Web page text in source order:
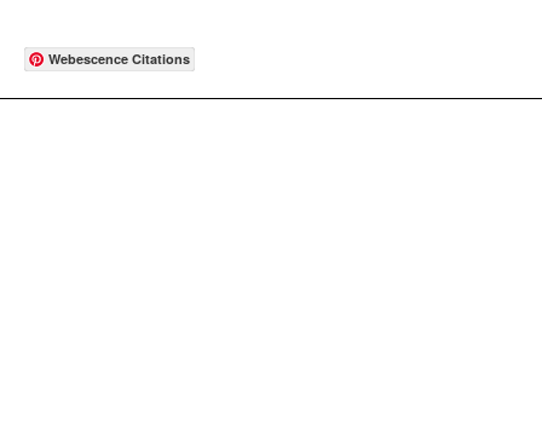
Webescence Citations